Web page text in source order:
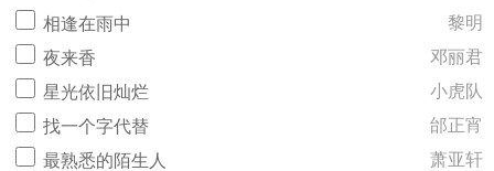
相逢在雨中
黎明
夜来香
邓丽君
星光依旧灿烂
小虎队
找一个字代替
邰正宵
最熟悉的陌生人
萧亚轩